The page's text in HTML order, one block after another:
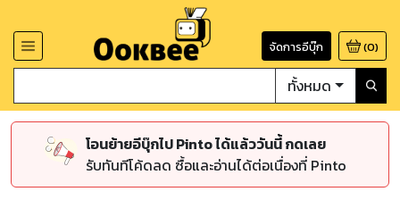
จัดการอีบุ๊ก (0)
ทั้งหมด
โอนย้ายอีบุ๊กไป Pinto ได้แล้ววันนี้ กดเลย
รับทันทีโค้ดลด ซื้อและอ่านได้ต่อเนื่องที่ Pinto